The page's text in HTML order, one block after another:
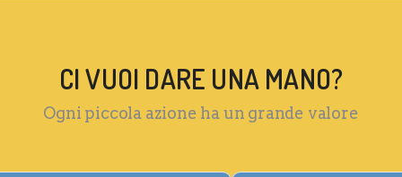
CI VUOI DARE UNA MANO?
Ogni piccola azione ha un grande valore